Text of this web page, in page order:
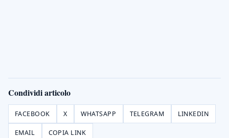
Condividi articolo
FACEBOOK X WHATSAPP TELEGRAM LINKEDIN
EMAIL COPIA LINK